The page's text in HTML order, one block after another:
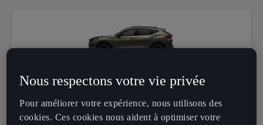
Civilité*
Nous respectons votre vie privée
Pour améliorer votre expérience, nous utilisons des
cookies. Ces cookies nous aident à optimiser votre